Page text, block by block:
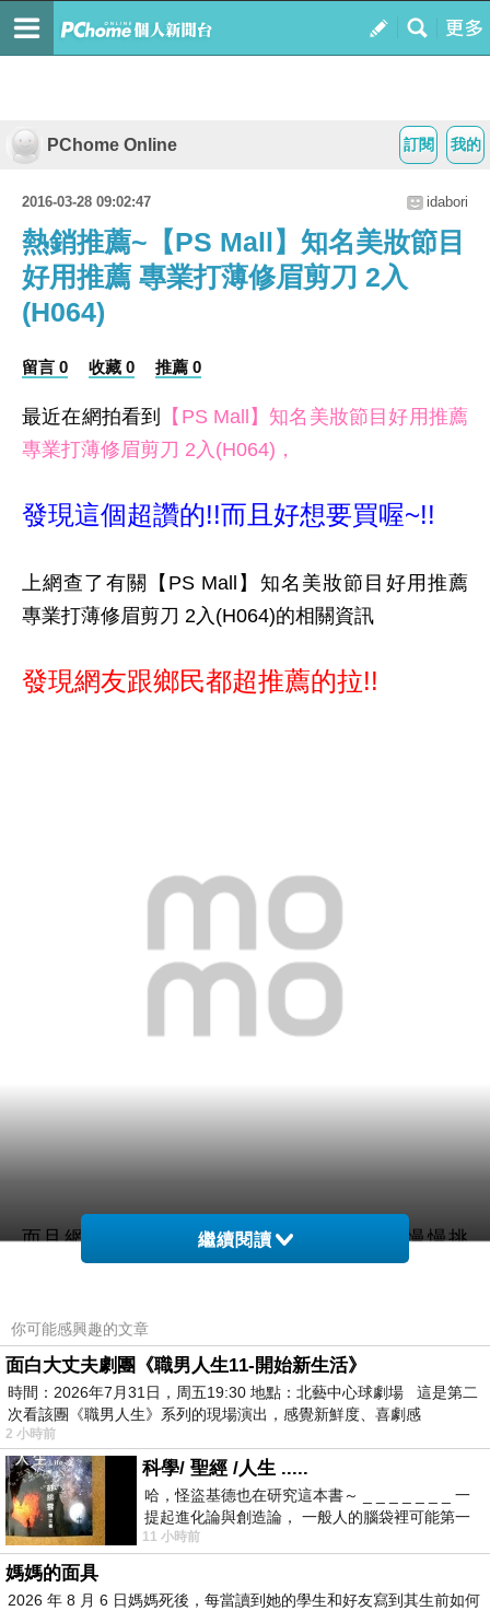
我的
訂閱
PChome Online
2016-03-28 09:02:47 idabori
熱銷推薦~【PS Mall】知名美妝節目
好用推薦 專業打薄修眉剪刀 2入
(H064)
留言 0 收藏 0 推薦 0
最近在網拍看到
【PS Mall】知名美妝節目好用推薦
專業打薄修眉剪刀 2入(H064)，
發現這個超讚的!!而且好想要買喔~!!
上網查了有關【PS Mall】知名美妝節目好用推薦
專業打薄修眉剪刀 2入(H064)的相關資訊
發現網友跟鄉民都超推薦的拉!!
而且網路購物超方便24小時都能買，上網慢慢挑
以及推薦【PS Mall】知名美妝節目好用推薦 專業
打薄修眉剪刀 2入(H064)哪裡買最便宜.最划算!
查了很多【PS Mall】知名美妝節目好用推薦 專業
打薄修眉剪刀 2入(H064)的開箱.分享.評論跟比價的
結果，發現它真的很棒!!!
而且在網路上購買，品質有保障又有七天鑑賞期，
不滿意可以退貨也不用擔心買貴!
繼續閱讀
你可能感興趣的文章
面白大丈夫劇團《職男人生11-開始新生活》
時間：2026年7月31日，周五19:30 地點：北藝中心球劇場 這是第二
次看該團《職男人生》系列的現場演出，感覺新鮮度、喜劇感
2 小時前
科學/ 聖經 /人生 .....
哈，怪盜基德也在研究這本書～ _ _ _ _ _ _ _ 一
提起進化論與創造論， 一般人的腦袋裡可能第一
時間就有「 進化論很科
11 小時前
媽媽的面具
2026 年 8 月 6 日媽媽死後，每當讀到她的學生和好友寫到其生前如何